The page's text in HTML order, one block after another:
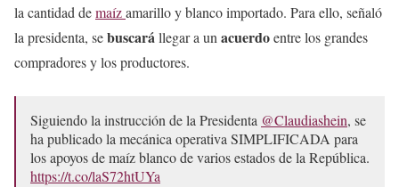
la cantidad demaízamarillo y blanco importado. Para ello, señaló
la presidenta, sebuscarállegar a unacuerdoentre los grandes
compradores y los productores.
Siguiendo la instrucción de la Presidenta @Claudiashein, se
ha publicado la mecánica operativa SIMPLIFICADA para
los apoyos de maíz blanco de varios estados de la República.
https://t.co/laS72htUYa